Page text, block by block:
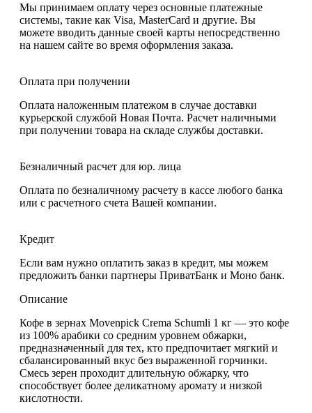
Мы принимаем оплату через основные платежные
системы, такие как Visa, MasterCard и другие. Вы
можете вводить данные своей карты непосредственно
на нашем сайте во время оформления заказа.
Оплата при получении
Оплата наложенным платежом в случае доставки
курьерской службой Новая Почта. Расчет наличными
при получении товара на складе службы доставки.
Безналичный расчет для юр. лица
Оплата по безналичному расчету в кассе любого банка
или с расчетного счета Вашей компании.
Кредит
Если вам нужно оплатить заказ в кредит, мы можем
предложить банки партнеры ПриватБанк и Моно банк.
Описание
Кофе в зернах Movenpick Crema Schumli 1 кг — это кофе
из 100% арабики со средним уровнем обжарки,
предназначенный для тех, кто предпочитает мягкий и
сбалансированный вкус без выраженной горчинки.
Смесь зерен проходит длительную обжарку, что
способствует более деликатному аромату и низкой
кислотности.